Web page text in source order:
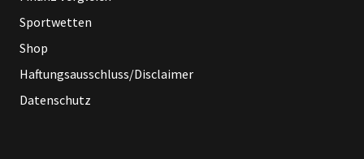
Sportwetten
Shop
Haftungsausschluss/Disclaimer
Datenschutz